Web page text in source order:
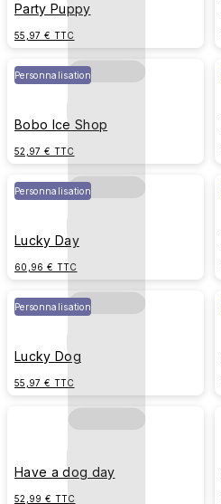
Party Puppy
55,97 € TTC
Personnalisation
Bobo Ice Shop
52,97 € TTC
Personnalisation
Lucky Day
60,96 € TTC
Personnalisation
Lucky Dog
55,97 € TTC
Have a dog day
52,99 € TTC